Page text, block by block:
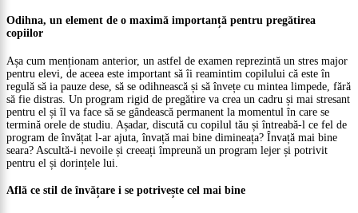
Odihna, un element de o maximă importanță pentru pregătirea
copiilor
Așa cum menționam anterior, un astfel de examen reprezintă un stres major
pentru elevi, de aceea este important să îi reamintim copilului că este în
regulă să ia pauze dese, să se odihnească și să învețe cu mintea limpede, fără
să fie distras. Un program rigid de pregătire va crea un cadru și mai stresant
pentru el și îl va face să se gândească permanent la momentul în care se
termină orele de studiu. Așadar, discută cu copilul tău și întreabă-l ce fel de
program de învățat l-ar ajuta, învață mai bine dimineața? Învață mai bine
seara? Ascultă-i nevoile și creeați împreună un program lejer și potrivit
pentru el și dorințele lui.
Află ce stil de învățare i se potrivește cel mai bine